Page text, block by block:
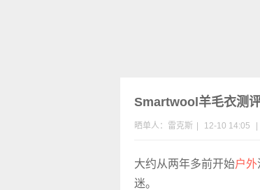
Smartwool羊毛衣测
晒单人：雷克斯 12-10 14:05
大约从两年多前开始户外
迷。